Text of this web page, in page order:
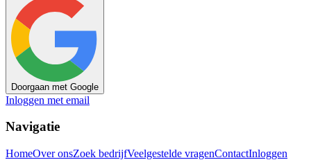
Doorgaan met Google
Inloggen met email
Navigatie
HomeOver onsZoek bedrijfVeelgestelde vragenContactInloggen